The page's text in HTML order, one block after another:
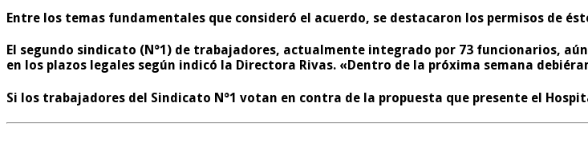
Entre los temas fundamentales que consideró el acuerdo, se destacaron los permisos de
El segundo sindicato (N°1) de trabajadores, actualmente integrado por 73 funcionarios,
en los plazos legales según indicó la Directora Rivas. «Dentro de la próxima semana
Si los trabajadores del Sindicato N°1 votan en contra de la propuesta que presente el